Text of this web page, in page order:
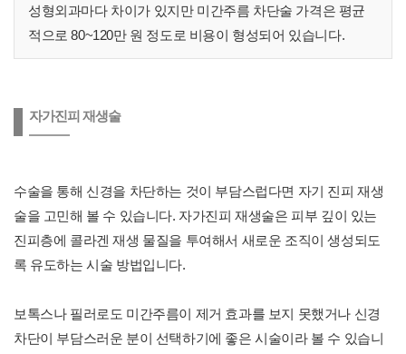
성형외과마다 차이가 있지만 미간주름 차단술 가격은 평균
적으로 80~120만 원 정도로 비용이 형성되어 있습니다.
자가진피 재생술
수술을 통해 신경을 차단하는 것이 부담스럽다면 자기 진피 재생
술을 고민해 볼 수 있습니다. 자가진피 재생술은 피부 깊이 있는
진피층에 콜라겐 재생 물질을 투여해서 새로운 조직이 생성되도
록 유도하는 시술 방법입니다.
보톡스나 필러로도 미간주름이 제거 효과를 보지 못했거나 신경
차단이 부담스러운 분이 선택하기에 좋은 시술이라 볼 수 있습니